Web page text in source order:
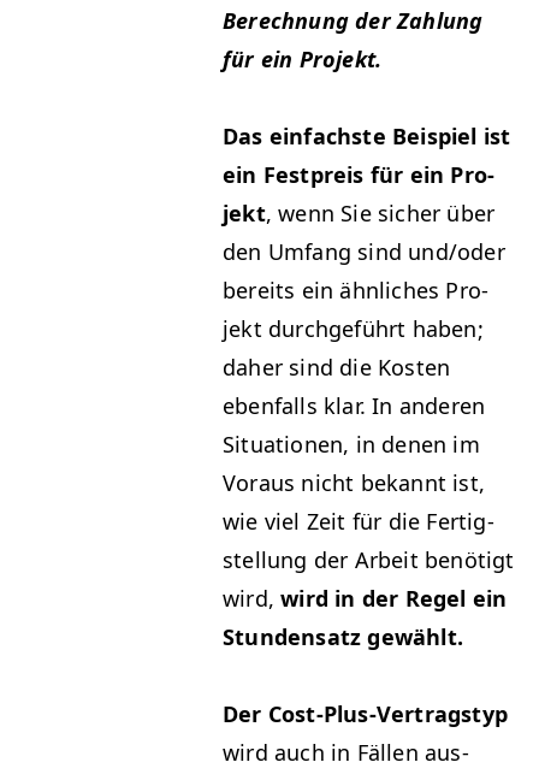
Berech­nung der Zahlung
für ein Projekt.
Das ein­fach­ste Beispiel ist
ein Fest­preis für ein Pro­
jekt, wenn Sie sich­er über
den Umfang sind und/oder
bere­its ein ähn­lich­es Pro­
jekt durchge­führt haben;
daher sind die Kosten
eben­falls klar. In anderen
Sit­u­a­tio­nen, in denen im
Voraus nicht bekan­nt ist,
wie viel Zeit für die Fer­tig­
stel­lung der Arbeit benötigt
wird, wird in der Regel ein
Stun­den­satz gewählt.
Der Cost-Plus-Ver­tragstyp
wird auch in Fällen aus­